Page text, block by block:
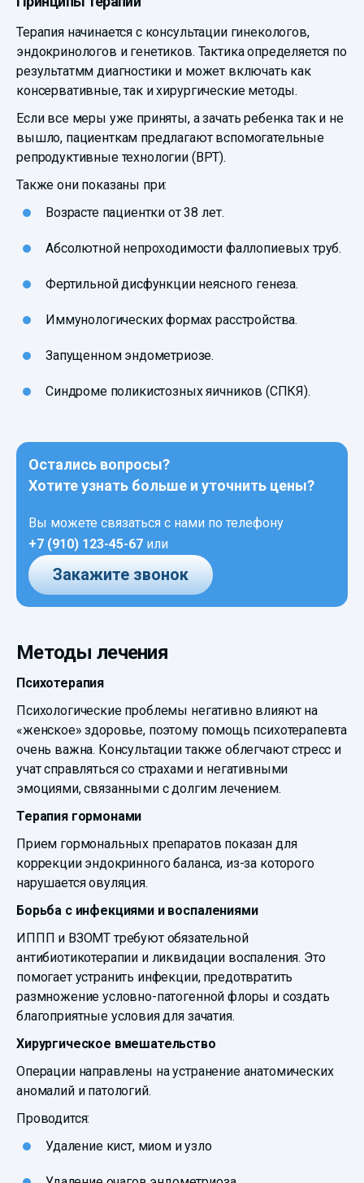
Терапия начинается с консультации гинекологов,
эндокринологов и генетиков. Тактика определяется по
результатмм диагностики и может включать как
консервативные, так и хирургические методы.
Если все меры уже приняты, а зачать ребенка так и не
вышло, пациенткам предлагают вспомогательные
репродуктивные технологии (ВРТ).
Также они показаны при:
Возрасте пациентки от 38 лет.
Абсолютной непроходимости фаллопиевых труб.
Фертильной дисфункции неясного генеза.
Иммунологических формах расстройства.
Запущенном эндометриозе.
Синдроме поликистозных яичников (СПКЯ).
Остались вопросы?
Хотите узнать больше и уточнить цены?
Вы можете связаться с нами по телефону
+7 (910) 123-45-67 или
Закажите звонок
Методы лечения
Психотерапия
Психологические проблемы негативно влияют на
«женское» здоровье, поэтому помощь психотерапевта
очень важна. Консультации также облегчают стресс и
учат справляться со страхами и негативными
эмоциями, связанными с долгим лечением.
Терапия гормонами
Прием гормональных препаратов показан для
коррекции эндокринного баланса, из-за которого
нарушается овуляция.
Борьба с инфекциями и воспалениями
ИППП и ВЗОМТ требуют обязательной
антибиотикотерапии и ликвидации воспаления. Это
помогает устранить инфекции, предотвратить
размножение условно-патогенной флоры и создать
благоприятные условия для зачатия.
Хирургическое вмешательство
Операции направлены на устранение анатомических
аномалий и патологий.
Проводится:
Удаление кист, миом и узло